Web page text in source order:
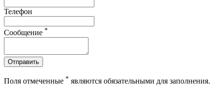
Телефон
Сообщение *
Отправить
Поля отмеченные * являются обязательными для заполнения.